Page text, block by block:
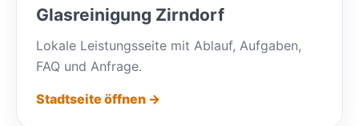
Glasreinigung Zirndorf
Lokale Leistungsseite mit Ablauf, Aufgaben,
FAQ und Anfrage.
Stadtseite öffnen →